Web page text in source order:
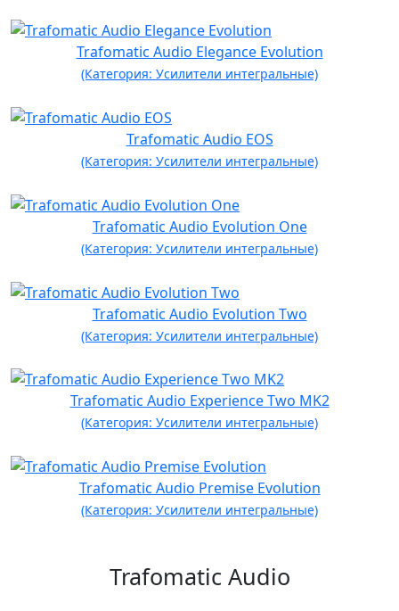
Trafomatic Audio Elegance Evolution
(Категория: Усилители интегральные)
Trafomatic Audio EOS
(Категория: Усилители интегральные)
Trafomatic Audio Evolution One
(Категория: Усилители интегральные)
Trafomatic Audio Evolution Two
(Категория: Усилители интегральные)
Trafomatic Audio Experience Two MK2
(Категория: Усилители интегральные)
Trafomatic Audio Premise Evolution
(Категория: Усилители интегральные)
Trafomatic Audio